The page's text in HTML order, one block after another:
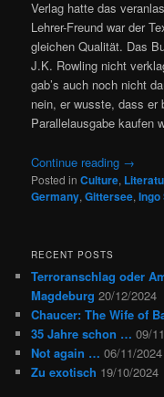
Verlag hatte das
Lehrer-Freund war der
gleichen Qualität. Das
J.K. Rowling nicht
gab’s auch noch nicht
nein, er wusste, dass er
Parallelausgabe kaufen
Continue reading →
Posted in Culture,
Germany,Gittersee,Ingo
RECENT POSTS
Terroranschlag oder
Magdeburg 20/12/2024
Chaucer: The Wife of
35 Jahre schon … 09/
Not again … 06/11/2024
Zu exotisch 19/10/2024